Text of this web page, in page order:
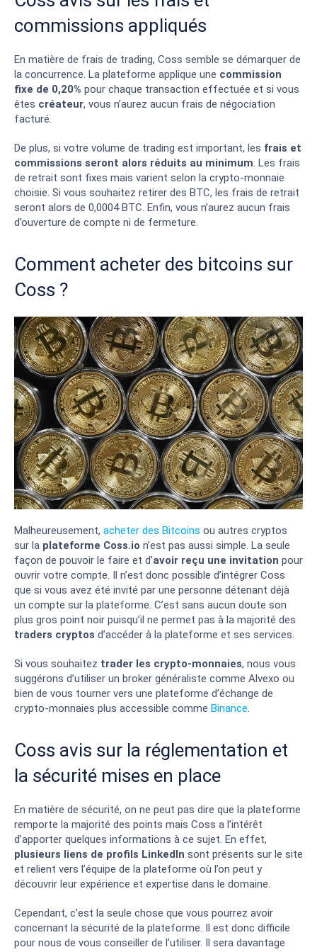
commissions appliqués
En matière de frais de trading, Coss semble se démarquer de
la concurrence. La plateforme applique une commission
fixe de 0,20% pour chaque transaction effectuée et si vous
êtes créateur, vous n’aurez aucun frais de négociation
facturé.
De plus, si votre volume de trading est important, les frais et
commissions seront alors réduits au minimum. Les frais
de retrait sont fixes mais varient selon la crypto-monnaie
choisie. Si vous souhaitez retirer des BTC, les frais de retrait
seront alors de 0,0004 BTC. Enfin, vous n’aurez aucun frais
d’ouverture de compte ni de fermeture.
Comment acheter des bitcoins sur
Coss ?
Malheureusement, acheter des Bitcoins ou autres cryptos
sur la plateforme Coss.io n’est pas aussi simple. La seule
façon de pouvoir le faire et d’avoir reçu une invitation pour
ouvrir votre compte. Il n’est donc possible d’intégrer Coss
que si vous avez été invité par une personne détenant déjà
un compte sur la plateforme. C’est sans aucun doute son
plus gros point noir puisqu’il ne permet pas à la majorité des
traders cryptos d’accéder à la plateforme et ses services.
Si vous souhaitez trader les crypto-monnaies, nous vous
suggérons d’utiliser un broker généraliste comme Alvexo ou
bien de vous tourner vers une plateforme d’échange de
crypto-monnaies plus accessible comme Binance.
Coss avis sur la réglementation et
la sécurité mises en place
En matière de sécurité, on ne peut pas dire que la plateforme
remporte la majorité des points mais Coss a l’intérêt
d’apporter quelques informations à ce sujet. En effet,
plusieurs liens de profils LinkedIn sont présents sur le site
et relient vers l’équipe de la plateforme où l’on peut y
découvrir leur expérience et expertise dans le domaine.
Cependant, c’est la seule chose que vous pourrez avoir
concernant la sécurité de la plateforme. Il est donc difficile
pour nous de vous conseiller de l’utiliser. Il sera davantage